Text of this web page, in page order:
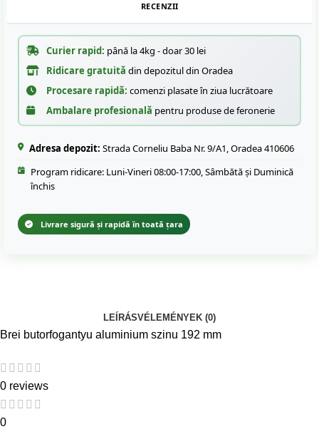
RECENZII
Curier rapid: până la 4kg - doar 30 lei
Ridicare gratuită din depozitul din Oradea
Procesare rapidă: comenzi plasate în ziua lucrătoare
Ambalare profesională pentru produse de feronerie
Adresa depozit: Strada Corneliu Baba Nr. 9/A1, Oradea 410606
Program ridicare: Luni-Vineri 08:00-17:00, Sâmbătă și Duminică
închis
Livrare sigură și rapidă în toată țara
LEÍRÁSVÉLEMÉNYEK (0)
Brei butorfogantyu aluminium szinu 192 mm
0 reviews
0